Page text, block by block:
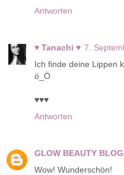
Antworten
♥ Tanachi ♥ 7.
Ich finde deine Lippen
ö_Ö
♥♥♥
Antworten
GLOW BEAUTY BLOG
Wow! Wunderschön!